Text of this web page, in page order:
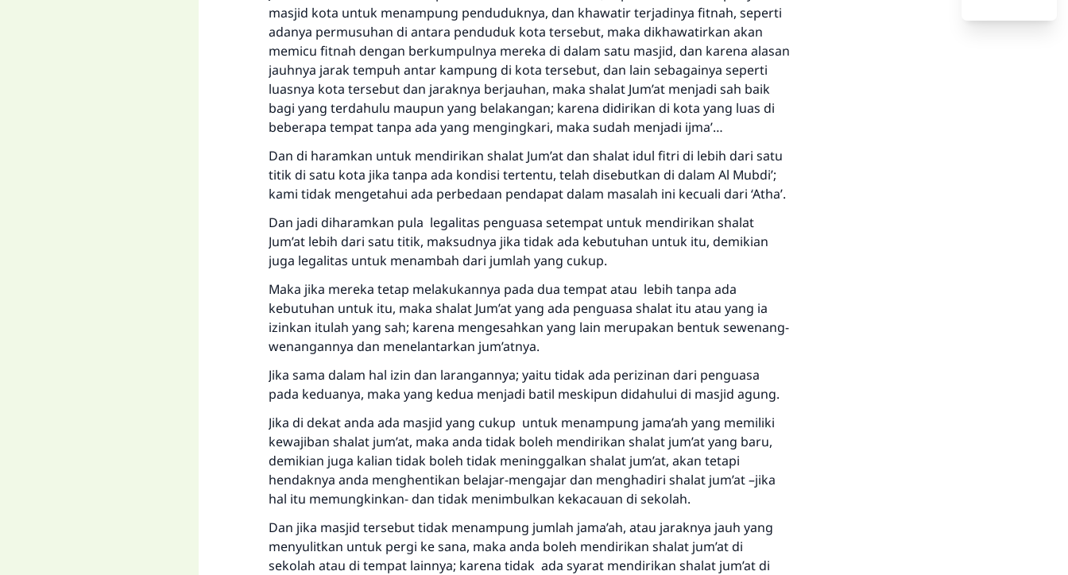
masjid kota untuk menampung penduduknya, dan khawatir terjadinya fitnah, seperti
adanya permusuhan di antara penduduk kota tersebut, maka dikhawatirkan akan
memicu fitnah dengan berkumpulnya mereka di dalam satu masjid, dan karena alasan
jauhnya jarak tempuh antar kampung di kota tersebut, dan lain sebagainya seperti
luasnya kota tersebut dan jaraknya berjauhan, maka shalat Jum’at menjadi sah baik
bagi yang terdahulu maupun yang belakangan; karena didirikan di kota yang luas di
beberapa tempat tanpa ada yang mengingkari, maka sudah menjadi ijma’…
Dan di haramkan untuk mendirikan shalat Jum’at dan shalat idul fitri di lebih dari satu
titik di satu kota jika tanpa ada kondisi tertentu, telah disebutkan di dalam Al Mubdi’;
kami tidak mengetahui ada perbedaan pendapat dalam masalah ini kecuali dari ‘Atha’.
Dan jadi diharamkan pula legalitas penguasa setempat untuk mendirikan shalat
Jum’at lebih dari satu titik, maksudnya jika tidak ada kebutuhan untuk itu, demikian
juga legalitas untuk menambah dari jumlah yang cukup.
Maka jika mereka tetap melakukannya pada dua tempat atau lebih tanpa ada
kebutuhan untuk itu, maka shalat Jum’at yang ada penguasa shalat itu atau yang ia
izinkan itulah yang sah; karena mengesahkan yang lain merupakan bentuk sewenang-
wenangannya dan menelantarkan jum’atnya.
Jika sama dalam hal izin dan larangannya; yaitu tidak ada perizinan dari penguasa
pada keduanya, maka yang kedua menjadi batil meskipun didahului di masjid agung.
Jika di dekat anda ada masjid yang cukup untuk menampung jama’ah yang memiliki
kewajiban shalat jum’at, maka anda tidak boleh mendirikan shalat jum’at yang baru,
demikian juga kalian tidak boleh tidak meninggalkan shalat jum’at, akan tetapi
hendaknya anda menghentikan belajar-mengajar dan menghadiri shalat jum’at –jika
hal itu memungkinkan- dan tidak menimbulkan kekacauan di sekolah.
Dan jika masjid tersebut tidak menampung jumlah jama’ah, atau jaraknya jauh yang
menyulitkan untuk pergi ke sana, maka anda boleh mendirikan shalat jum’at di
sekolah atau di tempat lainnya; karena tidak ada syarat mendirikan shalat jum’at di
Jawaban no. 110845 menyelamatkan
pernikahan.
Bantu kami dalam memberikan jawaban untuk umat
Rasulullah ﷺ bersabda
"Siapa yang menunjukkan suatu kebaikan, meka dia akan
mendapatkan pahala yang sama dengan orang yang
melakukannya"
MUSLIM, 1893